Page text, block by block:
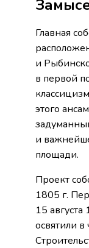
Главная
и
в первой
этого
и
площади.
Проект
1805 г.
15
освятили